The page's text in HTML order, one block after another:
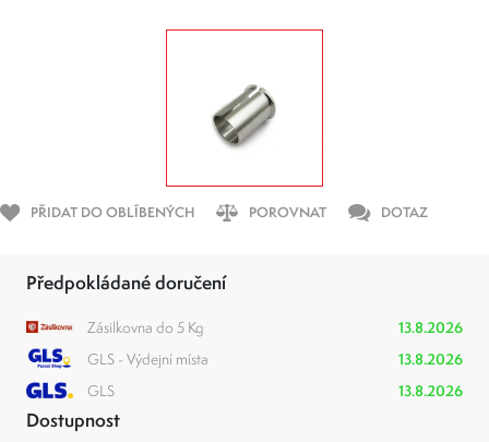
PŘIDAT DO OBLÍBENÝCH POROVNAT DOTAZ
Předpokládané doručení
Zásilkovna do 5 Kg
13.8.2026
GLS - Výdejní místa
13.8.2026
GLS
13.8.2026
Dostupnost